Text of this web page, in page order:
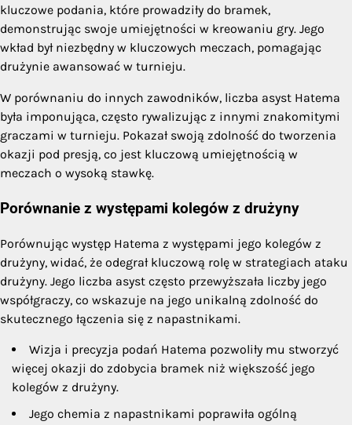
kluczowe podania, które prowadziły do bramek,
demonstrując swoje umiejętności w kreowaniu gry. Jego
wkład był niezbędny w kluczowych meczach, pomagając
drużynie awansować w turnieju.
W porównaniu do innych zawodników, liczba asyst Hatema
była imponująca, często rywalizując z innymi znakomitymi
graczami w turnieju. Pokazał swoją zdolność do tworzenia
okazji pod presją, co jest kluczową umiejętnością w
meczach o wysoką stawkę.
Porównanie z występami kolegów z drużyny
Porównując występ Hatema z występami jego kolegów z
drużyny, widać, że odegrał kluczową rolę w strategiach ataku
drużyny. Jego liczba asyst często przewyższała liczby jego
współgraczy, co wskazuje na jego unikalną zdolność do
skutecznego łączenia się z napastnikami.
Wizja i precyzja podań Hatema pozwoliły mu stworzyć
więcej okazji do zdobycia bramek niż większość jego
kolegów z drużyny.
Jego chemia z napastnikami poprawiła ogólną